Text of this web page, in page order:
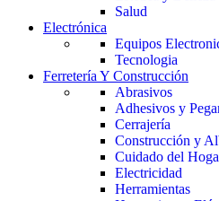
Salud
Electrónica
Equipos
Tecnologia
Ferretería Y Construcción
Abrasivos
Adhesivos y
Cerrajería
Construcción y
Cuidado del
Electricidad
Herramientas